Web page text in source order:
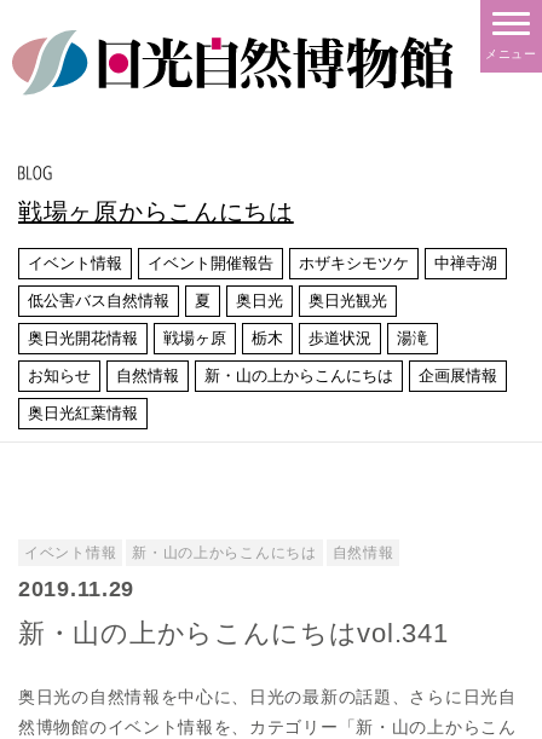
メニュー
戦場ヶ原からこんにちは
イベント情報 イベント開催報告 ホザキシモツケ 中禅寺湖
低公害バス自然情報 夏 奥日光 奥日光観光
奥日光開花情報 戦場ヶ原 栃木 歩道状況 湯滝
お知らせ 自然情報 新・山の上からこんにちは 企画展情報
奥日光紅葉情報
イベント情報 新・山の上からこんにちは 自然情報
2019.11.29
新・山の上からこんにちはvol.341
奥日光の自然情報を中心に、日光の最新の話題、さらに日光自
然博物館のイベント情報を、カテゴリー「新・山の上からこん